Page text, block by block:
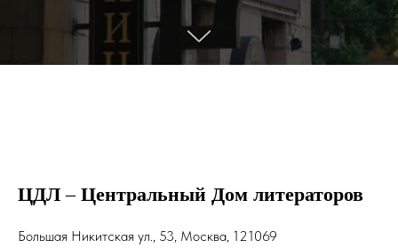
ЦДЛ – Центральный Дом литераторов
Большая Никитская ул., 53, Москва, 121069